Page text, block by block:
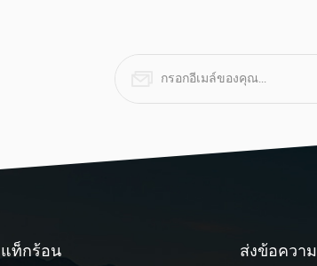
คอนเทนเนอร์ ปิดบัง วาล์วนิรภัย เทอร์มินัล
ตัวคั่น อิเล็กโทรไลต์ วัตถุดิบ ตะกั่ว dio xide
แท็กร้อน ส่งข้อความ